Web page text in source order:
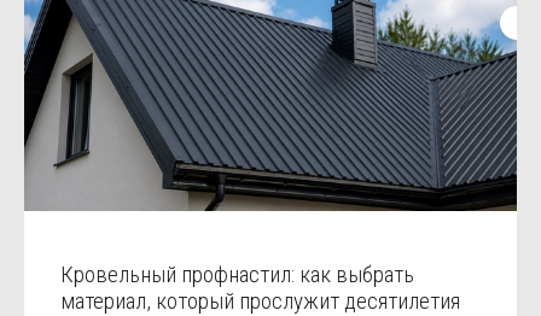
Кровельный профнастил: как выбрать
материал, который прослужит десятилетия